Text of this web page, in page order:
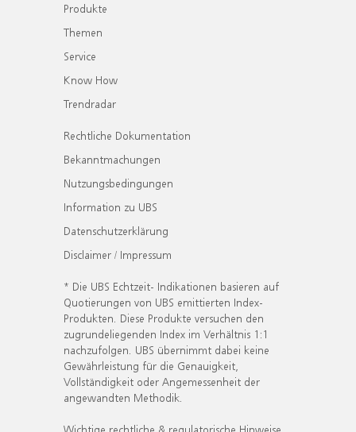
Produkte
Themen
Service
Know How
Trendradar
Rechtliche Dokumentation
Bekanntmachungen
Nutzungsbedingungen
Information zu UBS
Datenschutzerklärung
Disclaimer / Impressum
* Die UBS Echtzeit- Indikationen basieren auf
Quotierungen von UBS emittierten Index-
Produkten. Diese Produkte versuchen den
zugrundeliegenden Index im Verhältnis 1:1
nachzufolgen. UBS übernimmt dabei keine
Gewährleistung für die Genauigkeit,
Vollständigkeit oder Angemessenheit der
angewandten Methodik.